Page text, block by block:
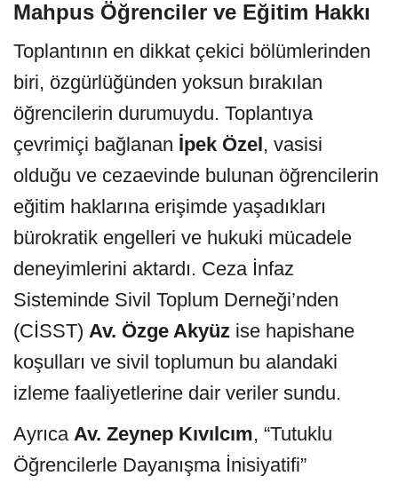
Mahpus Öğrenciler ve Eğitim Hakkı
Toplantının en dikkat çekici bölümlerinden
biri, özgürlüğünden yoksun bırakılan
öğrencilerin durumuydu. Toplantıya
çevrimiçi bağlanan İpek Özel , vasisi
olduğu ve cezaevinde bulunan öğrencilerin
eğitim haklarına erişimde yaşadıkları
bürokratik engelleri ve hukuki mücadele
deneyimlerini aktardı. Ceza İnfaz
Sisteminde Sivil Toplum Derneği’nden
(CİSST) Av. Özge Akyüz ise hapishane
koşulları ve sivil toplumun bu alandaki
izleme faaliyetlerine dair veriler sundu.
Ayrıca Av. Zeynep Kıvılcım, “Tutuklu
Öğrencilerle Dayanışma İnisiyatifi”